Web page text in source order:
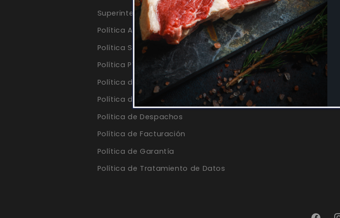
Superintendencia de Industria y Comercio
Política Ambiental
Política Sagrilaft
Política PTEE
Política de Calidad
Política de Devoluciones
Política de Despachos
Política de Facturación
Política de Garantía
Política de Tratamiento de Datos